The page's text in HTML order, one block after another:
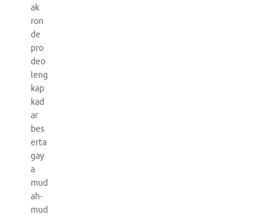
ak
ron
de
pro
deo
leng
kap
kad
ar
bes
erta
gay
a
mud
ah-
mud